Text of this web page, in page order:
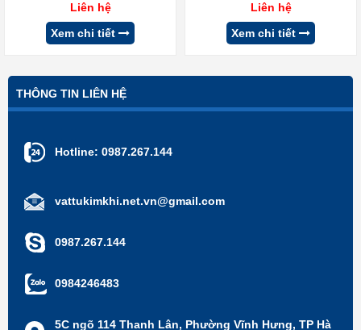
Liên hệ
Xem chi tiết
Liên hệ
Xem chi tiết
THÔNG TIN LIÊN HỆ
Hotline: 0987.267.144
vattukimkhi.net.vn@gmail.com
0987.267.144
0984246483
5C ngõ 114 Thanh Lân, Phường Vĩnh Hưng, TP Hà